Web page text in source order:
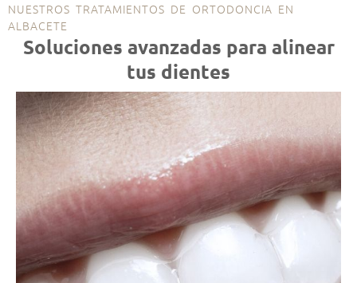
NUESTROS TRATAMIENTOS DE ORTODONCIA EN
ALBACETE
Soluciones avanzadas para alinear
tus dientes